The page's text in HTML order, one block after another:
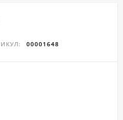
00001648